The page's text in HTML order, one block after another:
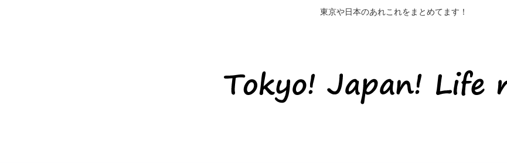
東京や日本のあれこれをまとめてます！